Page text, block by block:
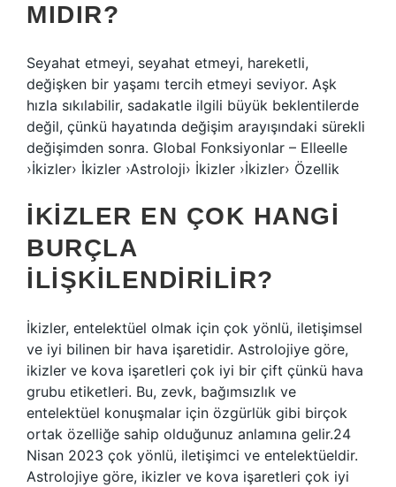
MIDIR?
Seyahat etmeyi, seyahat etmeyi, hareketli,
değişken bir yaşamı tercih etmeyi seviyor. Aşk
hızla sıkılabilir, sadakatle ilgili büyük beklentilerde
değil, çünkü hayatında değişim arayışındaki sürekli
değişimden sonra. Global Fonksiyonlar – Elleelle
›İkizler› İkizler ›Astroloji› İkizler ›İkizler› Özellik
İKIZLER EN ÇOK HANGI
BURÇLA
ILIŞKILENDIRILIR?
İkizler, entelektüel olmak için çok yönlü, iletişimsel
ve iyi bilinen bir hava işaretidir. Astrolojiye göre,
ikizler ve kova işaretleri çok iyi bir çift çünkü hava
grubu etiketleri. Bu, zevk, bağımsızlık ve
entelektüel konuşmalar için özgürlük gibi birçok
ortak özelliğe sahip olduğunuz anlamına gelir.24
Nisan 2023 çok yönlü, iletişimci ve entelektüeldir.
Astrolojiye göre, ikizler ve kova işaretleri çok iyi